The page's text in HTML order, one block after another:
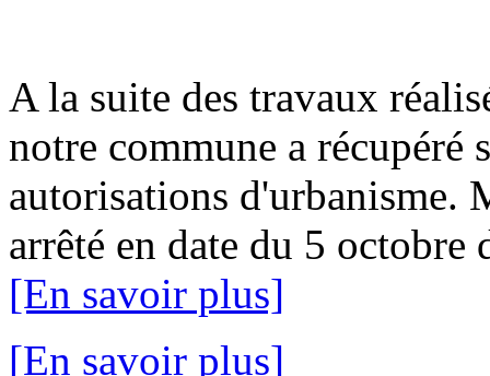
A la suite des travaux
notre commune a récupéré
autorisations d'urbanisme.
arrêté en date du 5
[En savoir plus]
[En savoir plus]